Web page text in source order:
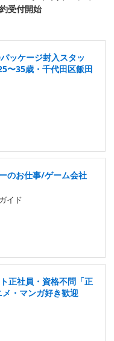
受付開始
ッケージ封入スタッ
〜35歳・千代田区飯田
のお仕事/ゲーム会社
イド
正社員・資格不問「正
・マンガ好き歓迎